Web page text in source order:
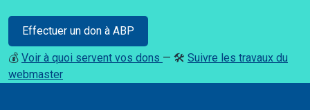
Effectuer un don à ABP
💰 Voir à quoi servent vos dons — 🛠️ Suivre les travaux du
webmaster